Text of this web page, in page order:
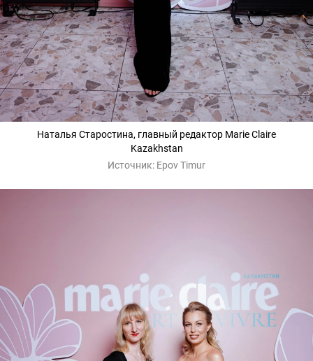
Наталья Старостина, главный редактор Marie Claire
Kazakhstan
Источник: Epov Timur